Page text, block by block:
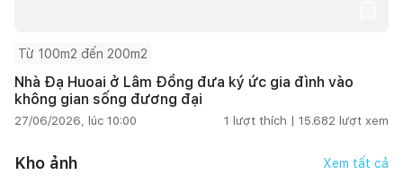
Từ 100m2 đến 200m2
Nhà Đạ Huoai ở Lâm Đồng đưa ký ức gia đình vào
không gian sống đương đại
27/06/2026, lúc 10:00 1 lượt thích | 15.682 lượt xem
Kho ảnh Xem tất cả